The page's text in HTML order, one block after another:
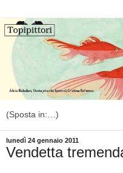
lunedì 24 gennaio 2011
Vendetta